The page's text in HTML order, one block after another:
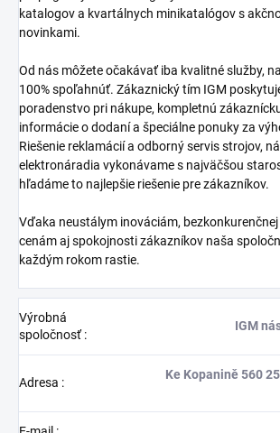
katalogov a kvartálnych minikatalógov s
novinkami.
Od nás môžete očakávať iba kvalitné služby,
100% spoľahnúť. Zákaznický tím IGM
poradenstvo pri nákupe, kompletnú
informácie o dodaní a špeciálne ponuky za
Riešenie reklamácií a odborný servis strojov,
elektronáradia vykonávame s najväčšou
hľadáme to najlepšie riešenie pre zákazníkov.
Vďaka neustálym inováciám,
cenám aj spokojnosti zákazníkov naša
každým rokom rastie.
Výrobná
spoločnosť:
IGM
Adresa :
Ke Kopanině 560